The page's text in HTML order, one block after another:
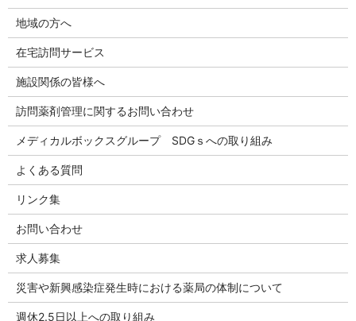
地域の方へ
在宅訪問サービス
施設関係の皆様へ
訪問薬剤管理に関するお問い合わせ
メディカルボックスグループ SDGｓへの取り組み
よくある質問
リンク集
お問い合わせ
求人募集
災害や新興感染症発生時における薬局の体制について
週休2.5日以上への取り組み